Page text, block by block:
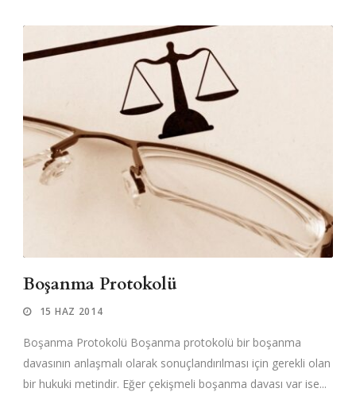
Boşanma Protokolü
15 HAZ 2014
Boşanma Protokolü Boşanma protokolü bir boşanma
davasının anlaşmalı olarak sonuçlandırılması için gerekli olan
bir hukuki metindir. Eğer çekişmeli boşanma davası var ise...